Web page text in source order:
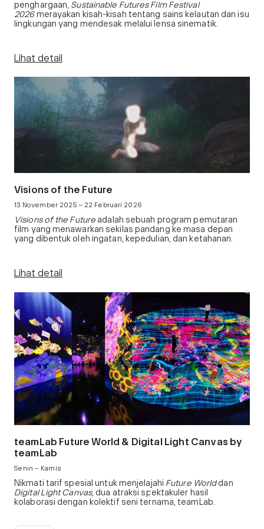
penghargaan, Sustainable Futures Film Festival
2026merayakan kisah-kisah tentang sains kelautan dan isu
lingkungan yang mendesak melalui lensa sinematik.
Lihat detail
Visions of the Future
13 November 2025 – 22 Februari 2026
Visions of the Future adalah sebuah program pemutaran
film yang menawarkan sekilas pandang ke masa depan
yang dibentuk oleh ingatan, kepedulian, dan ketahanan.
Lihat detail
teamLab Future World & Digital Light Canvas by
teamLab
Senin – Kamis
Nikmati tarif spesial untuk menjelajahi Future Worlddan
Digital Light Canvas, dua atraksi spektakuler hasil
kolaborasi dengan kolektif seni ternama, teamLab.